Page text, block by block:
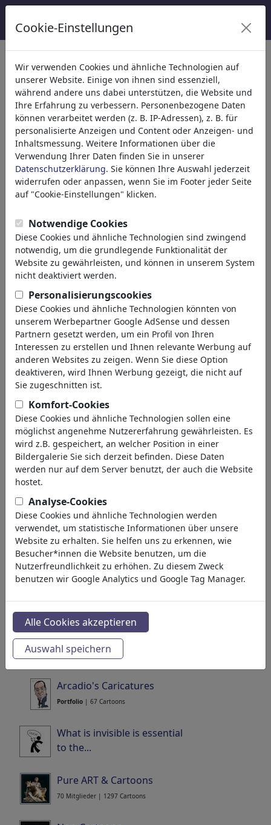
Kategorien
Religion(9415)
Politik(188499)
Medien & Kultur(72013)
Liebe(17990)
Wirtschaft(21744)
Berühmte Personen(22591)
Philosophie(28939)
Forschung & Technik(10390)
Natur(27035)
Ihr Suchergebnis für: 'cartoons'
(3695)
zurück
Collections gefunden:
Political Cartoons -
International!
85 Mitglieder | 3242 Cartoons
Arcadio's World in cartoons.
Portfolio| 1014 Cartoons
Best of No Text Cartoons
38 Mitglieder | 961 Cartoons
Berlin Cartoons
12 Mitglieder | 156 Cartoons
map in cartoon (Geography
cartoons)
50 Mitglieder | 1909 Cartoons
cartoons
1 Mitglied | 86 Cartoons
Desert Island Cartoons
62 Mitglieder | 672 Cartoons
Arcadio's Caricatures
Portfolio | 67 Cartoons
What is invisible is essential
to the...
Pure ART & Cartoons
70 Mitglieder | 1297 Cartoons
Cookie-Einstellungen
Wir verwenden Cookies und ähnliche Technologien auf
unserer Website. Einige von ihnen sind essenziell,
während andere uns dabei unterstützen, die Website und
Ihre Erfahrung zu verbessern. Personenbezogene Daten
können verarbeitet werden (z. B. IP-Adressen), z. B. für
personalisierte Anzeigen und Content oder Anzeigen- und
Inhaltsmessung. Weitere Informationen über die
Verwendung Ihrer Daten finden Sie in unserer
Datenschutzerklärung. Sie können Ihre Auswahl jederzeit
widerrufen oder anpassen, wenn Sie im Footer jeder Seite
auf "Cookie-Einstellungen" klicken.
Notwendige Cookies
Diese Cookies und ähnliche Technologien sind zwingend
notwendig, um die grundlegende Funktionalität der
Website zu gewährleisten, und können in unserem System
nicht deaktiviert werden.
Personalisierungscookies
Diese Cookies und ähnliche Technologien könnten von
unserem Werbepartner Google AdSense und dessen
Partnern gesetzt werden, um ein Profil von Ihren
Interessen zu erstellen und Ihnen relevante Werbung auf
anderen Websites zu zeigen. Wenn Sie diese Option
deaktiveren, wird Ihnen Werbung gezeigt, die nicht auf
Sie zugeschnitten ist.
Komfort-Cookies
Diese Cookies und ähnliche Technologien sollen eine
möglichst angenehme Nutzererfahrung gewährleisten. Es
wird z.B. gespeichert, an welcher Position in einer
Bildergalerie Sie sich derzeit befinden. Diese Daten
werden nur auf dem Server benutzt, der auch die Website
hostet.
Analyse-Cookies
Diese Cookies und ähnliche Technologien werden
verwendet, um statistische Informationen über unsere
Website zu erhalten. Sie helfen uns zu erkennen, wie
Besucher*innen die Website benutzen, um die
Nutzerfreundlichkeit zu erhöhen. Zu diesem Zweck
benutzen wir Google Analytics und Google Tag Manager.
Alle Cookies akzeptieren
Auswahl speichern